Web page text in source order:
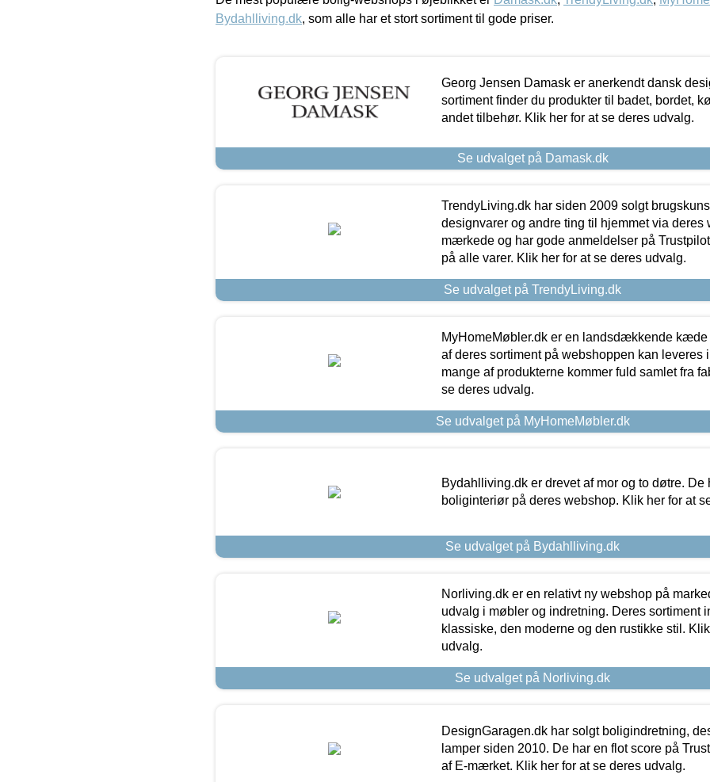
Bydahlliving.dk, som alle har et stort sortiment til gode priser.
Georg Jensen Damask er anerkendt dansk
sortiment finder du produkter til badet, bordet,
andet tilbehør. Klik her for at se deres udvalg.
Se udvalget på Damask.dk
TrendyLiving.dk har siden 2009 solgt
designvarer og andre ting til hjemmet via deres
mærkede og har gode anmeldelser på
på alle varer. Klik her for at se deres udvalg.
Se udvalget på TrendyLiving.dk
MyHomeMøbler.dk er en landsdækkende kæde
af deres sortiment på webshoppen kan leveres
mange af produkterne kommer fuld samlet fra
se deres udvalg.
Se udvalget på MyHomeMøbler.dk
Bydahlliving.dk er drevet af mor og to døtre. De
boliginteriør på deres webshop. Klik her for at
Se udvalget på Bydahlliving.dk
Norliving.dk er en relativt ny webshop på
udvalg i møbler og indretning. Deres sortiment
klassiske, den moderne og den rustikke stil.
udvalg.
Se udvalget på Norliving.dk
DesignGaragen.dk har solgt boligindretning,
lamper siden 2010. De har en flot score på
af E-mærket. Klik her for at se deres udvalg.